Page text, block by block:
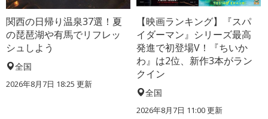
関西の日帰り温泉37選！夏
の琵琶湖や有馬でリフレッ
シュしよう
全国
2026年8月7日 18:25 更新
【映画ランキング】『スパ
イダーマン』シリーズ最高
発進で初登場V！『ちいか
わ』は2位、新作3本がラン
クイン
全国
2026年8月7日 11:00更新